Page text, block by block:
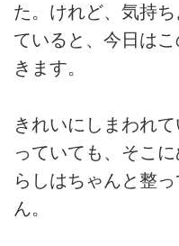
た。けれど、気持
ていると、今日は
きます。
きれいにしまわれ
っていても、そこ
らしはちゃんと整
ん。